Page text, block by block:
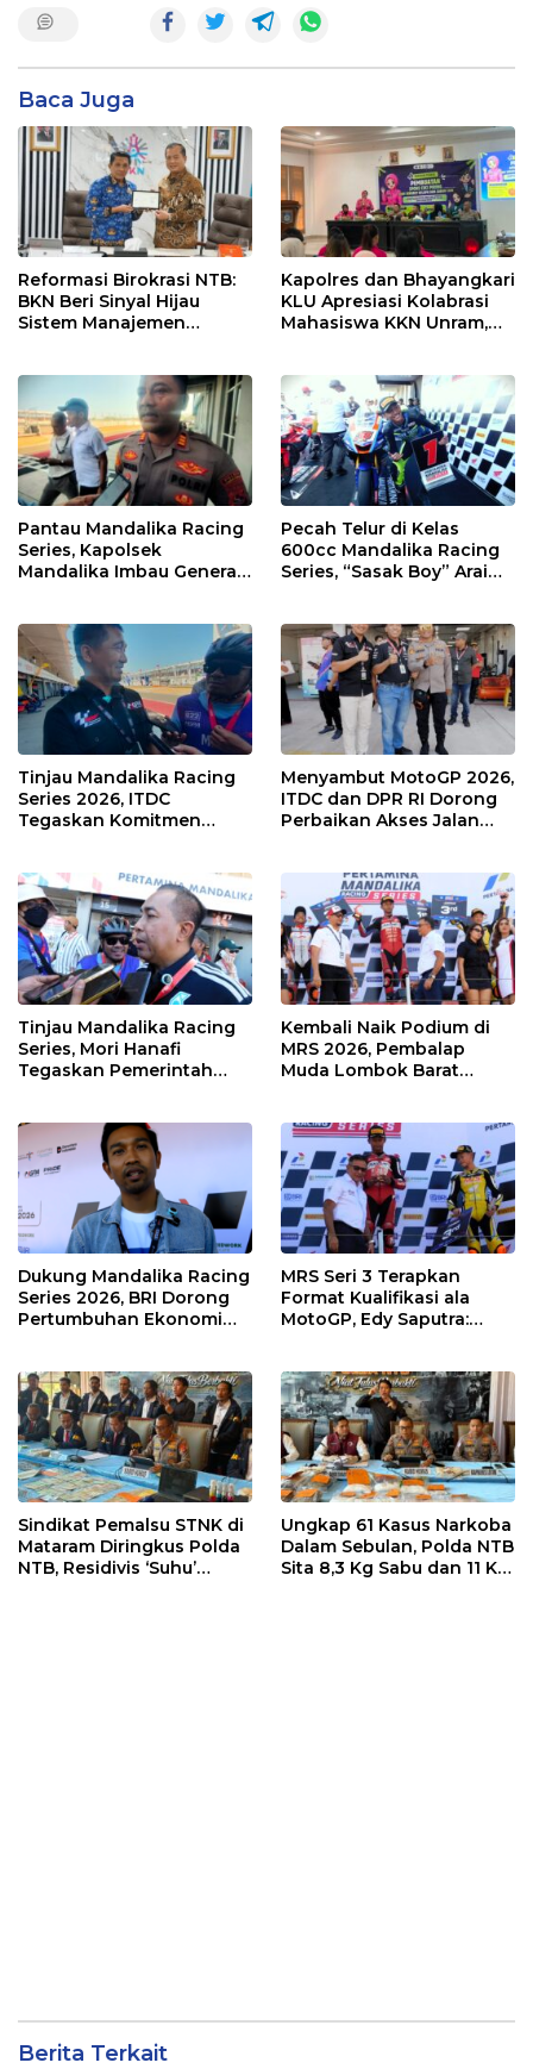
Baca Juga
Reformasi Birokrasi NTB:
BKN Beri Sinyal Hijau
Sistem Manajemen
Kapolres dan Bhayangkari
KLU Apresiasi Kolabrasi
Mahasiswa KKN Unram,
Pantau Mandalika Racing
Series, Kapolsek
Mandalika Imbau Generasi
Pecah Telur di Kelas
600cc Mandalika Racing
Series, “Sasak Boy” Arai
Tinjau Mandalika Racing
Series 2026, ITDC
Tegaskan Komitmen
Kawasan
Menyambut MotoGP 2026,
ITDC dan DPR RI Dorong
Perbaikan Akses Jalan
Tinjau Mandalika Racing
Series, Mori Hanafi
Tegaskan Pemerintah
Kembali Naik Podium di
MRS 2026, Pembalap
Muda Lombok Barat
Dukung Mandalika Racing
Series 2026, BRI Dorong
Pertumbuhan Ekonomi
MRS Seri 3 Terapkan
Format Kualifikasi ala
MotoGP, Edy Saputra:
Sindikat Pemalsu STNK di
Mataram Diringkus Polda
NTB, Residivis ‘Suhu’
Ungkap 61 Kasus Narkoba
Dalam Sebulan, Polda NTB
Sita 8,3 Kg Sabu dan 11 Kg
Berita Terkait